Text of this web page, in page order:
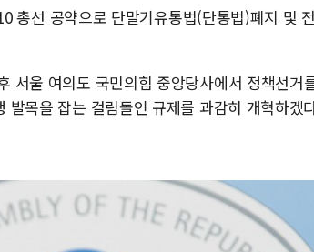
코스콤, 임
토박스
[속보] 해
나주 상가
총선 공약으로 단말기유통법(단통법)폐지 및
서울 여의도 국민의힘 중앙당사에서 정책선거
목을 잡는 걸림돌인 규제를 과감히 개혁하겠